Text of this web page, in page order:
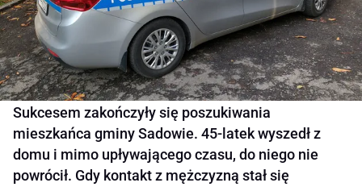
Sukcesem zakończyły się poszukiwania
mieszkańca gminy Sadowie. 45-latek wyszedł z
domu i mimo upływającego czasu, do niego nie
powrócił. Gdy kontakt z mężczyzną stał się